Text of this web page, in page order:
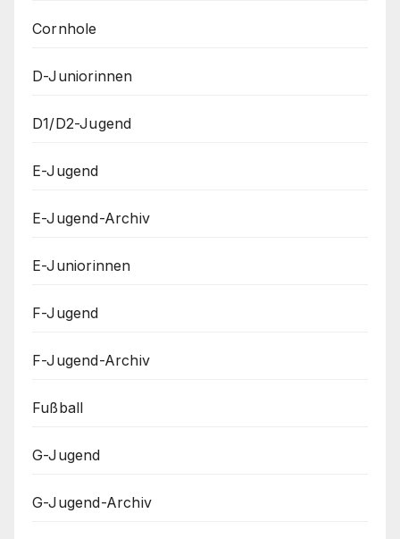
Cornhole
D-Juniorinnen
D1/D2-Jugend
E-Jugend
E-Jugend-Archiv
E-Juniorinnen
F-Jugend
F-Jugend-Archiv
Fußball
G-Jugend
G-Jugend-Archiv